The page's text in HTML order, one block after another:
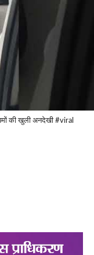
की खुली अनदेखी #viral